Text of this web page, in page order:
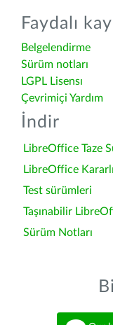
Faydalı
Belgelendirme
Sürüm notları
LGPL Lisensı
Çevrimiçi Yardım
İndir
LibreOffice Taze
LibreOffice
Test sürümleri
Taşınabilir
Sürüm Notları